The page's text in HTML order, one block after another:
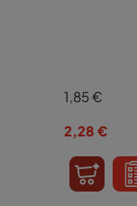
1,85€
2,28 €